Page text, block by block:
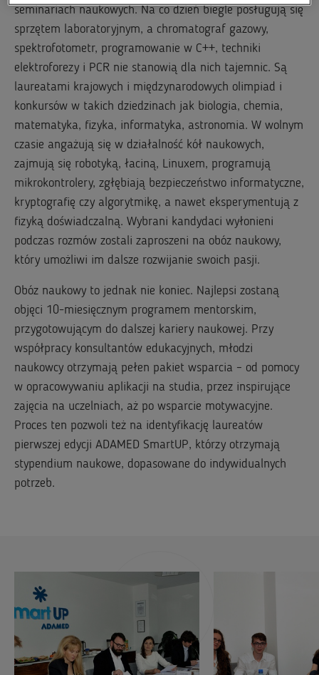
seminariach naukowych. Na co dzień biegle posługują się
sprzętem laboratoryjnym, a chromatograf gazowy,
spektrofotometr, programowanie w C++, techniki
elektroforezy i PCR nie stanowią dla nich tajemnic. Są
laureatami krajowych i międzynarodowych olimpiad i
konkursów w takich dziedzinach jak biologia, chemia,
matematyka, fizyka, informatyka, astronomia. W wolnym
czasie angażują się w działalność kół naukowych,
zajmują się robotyką, łaciną, Linuxem, programują
mikrokontrolery, zgłębiają bezpieczeństwo informatyczne,
kryptografię czy algorytmikę, a nawet eksperymentują z
fizyką doświadczalną. Wybrani kandydaci wyłonieni
podczas rozmów zostali zaproszeni na obóz naukowy,
który umożliwi im dalsze rozwijanie swoich pasji.
Obóz naukowy to jednak nie koniec. Najlepsi zostaną
objęci 10-miesięcznym programem mentorskim,
przygotowującym do dalszej kariery naukowej. Przy
współpracy konsultantów edukacyjnych, młodzi
naukowcy otrzymają pełen pakiet wsparcia – od pomocy
w opracowywaniu aplikacji na studia, przez inspirujące
zajęcia na uczelniach, aż po wsparcie motywacyjne.
Proces ten pozwoli też na identyfikację laureatów
pierwszej edycji ADAMED SmartUP, którzy otrzymają
stypendium naukowe, dopasowane do indywidualnych
potrzeb.